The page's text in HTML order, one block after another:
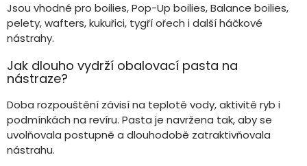
Jsou vhodné pro boilies, Pop-Up boilies, Balance boilies,
pelety, wafters, kukuřici, tygří ořech i další háčkové
nástrahy.
Jak dlouho vydrží obalovací pasta na
nástraze?
Doba rozpouštění závisí na teplotě vody, aktivitě ryb i
podmínkách na revíru. Pasta je navržena tak, aby se
uvolňovala postupně a dlouhodobě zatraktivňovala
nástrahu.